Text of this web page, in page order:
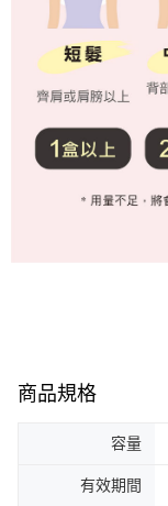
商品規格
容量
有效期間